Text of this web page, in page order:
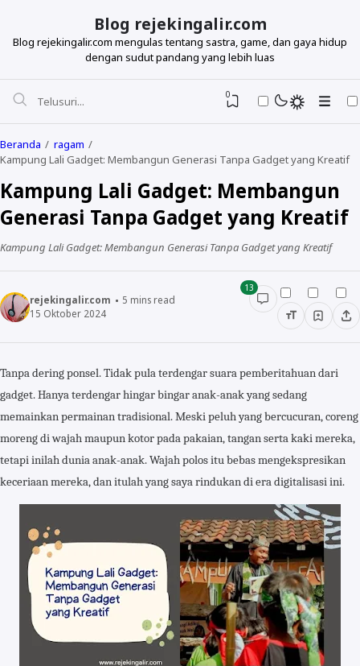
Blog rejekingalir.com
Blog rejekingalir.com mengulas tentang sastra, game, dan gaya hidup
dengan sudut pandang yang lebih luas
0
Beranda
ragam
Kampung Lali Gadget: Membangun Generasi Tanpa Gadget yang Kreatif
Kampung Lali Gadget: Membangun
Generasi Tanpa Gadget yang Kreatif
Kampung Lali Gadget: Membangun Generasi Tanpa Gadget yang Kreatif
rejekingalir.com 5 mins read
15 Oktober 2024
13
Tanpa dering ponsel. Tidak pula terdengar suara pemberitahuan dari
gadget. Hanya terdengar hingar bingar anak-anak yang sedang
memainkan permainan tradisional. Meski peluh yang bercucuran, coreng
moreng di wajah maupun kotor pada pakaian, tangan serta kaki mereka,
tetapi inilah dunia anak-anak. Wajah polos itu bebas mengekspresikan
keceriaan mereka, dan itulah yang saya rindukan di era digitalisasi ini.